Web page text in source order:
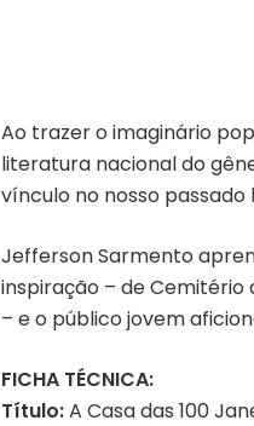
Ao trazer o imaginário
literatura nacional do
vínculo no nosso
Jefferson Sarmento
inspiração – de Cemitério
– e o público jovem
FICHA TÉCNICA:
Título:A Casa das 100